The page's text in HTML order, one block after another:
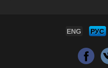
ENG РУС